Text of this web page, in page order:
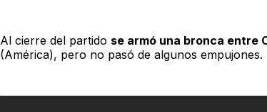
Al cierre del partido se armó una bronca entre
(América), pero no pasó de algunos empujones.